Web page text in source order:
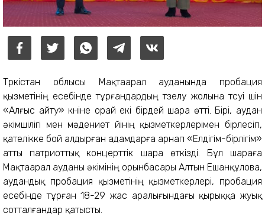
Түркістан облысы Мақтаарал ауданында пробация
қызметінің есебінде тұрғандардың түзелу жолына түсуі үшін
«Алғыс айту» күніне орай екі бірдей шара өтті. Бірі, аудан
әкімшілігі мен мәдениет үйінің қызметкерлерімен бірлесіп,
қателікке бой алдырған адамдарға арнап «Елдігім-бірлігім»
атты патриоттық концерттік шара өткізді. Бұл шараға
Мақтаарал ауданы әкімінің орынбасары Алтын Ешанқұлова,
аудандық пробация қызметінің қызметкерлері, пробация
есебінде тұрған 18-29 жас аралығындағы қырыққа жуық
сотталғандар қатысты.